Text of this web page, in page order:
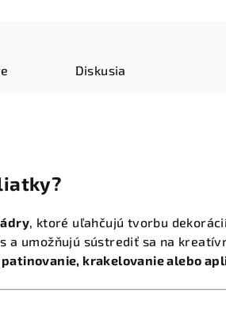
Diskusia
, ktoré uľahčujú tvorbu
a umožňujú sústrediť sa na
krakelovanie alebo